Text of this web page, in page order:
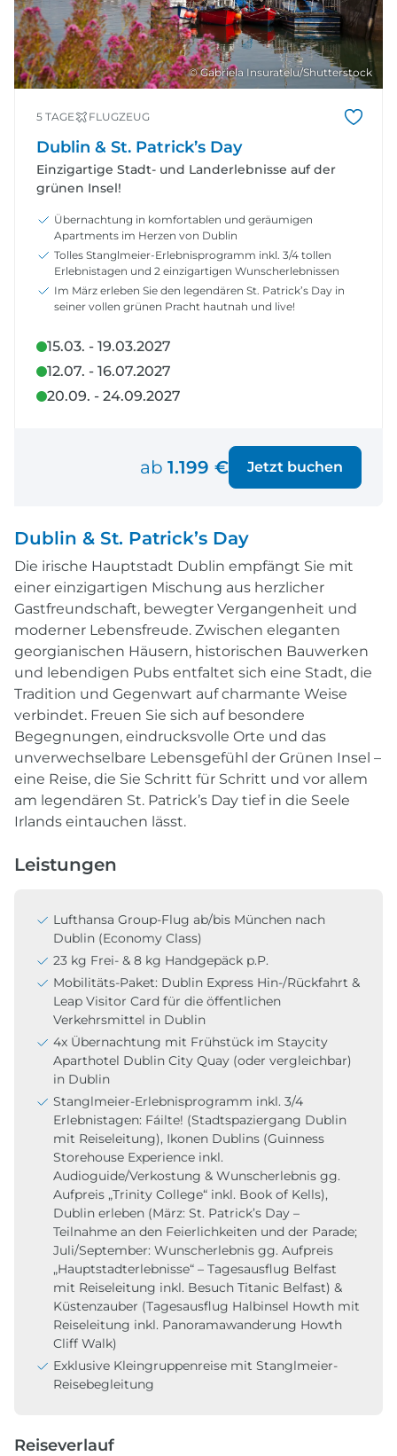
© Gabriela Insuratelu/Shutterstock
5 TAGE FLUGZEUG
Dublin & St. Patrick’s Day
Einzigartige Stadt- und Landerlebnisse auf der
grünen Insel!
Übernachtung in komfortablen und geräumigen
Apartments im Herzen von Dublin
Tolles Stanglmeier-Erlebnisprogramm inkl. 3/4 tollen
Erlebnistagen und 2 einzigartigen Wunscherlebnissen
Im März erleben Sie den legendären St. Patrick’s Day in
seiner vollen grünen Pracht hautnah und live!
15.03. - 19.03.2027
12.07. - 16.07.2027
20.09. - 24.09.2027
ab 1.199 € Jetzt buchen
Dublin & St. Patrick’s Day
Die irische Hauptstadt Dublin empfängt Sie mit
einer einzigartigen Mischung aus herzlicher
Gastfreundschaft, bewegter Vergangenheit und
moderner Lebensfreude. Zwischen eleganten
georgianischen Häusern, historischen Bauwerken
und lebendigen Pubs entfaltet sich eine Stadt, die
Tradition und Gegenwart auf charmante Weise
verbindet. Freuen Sie sich auf besondere
Begegnungen, eindrucksvolle Orte und das
unverwechselbare Lebensgefühl der Grünen Insel –
eine Reise, die Sie Schritt für Schritt und vor allem
am legendären St. Patrick’s Day tief in die Seele
Irlands eintauchen lässt.
Leistungen
Lufthansa Group-Flug ab/bis München nach
Dublin (Economy Class)
23 kg Frei- & 8 kg Handgepäck p.P.
Mobilitäts-Paket: Dublin Express Hin-/Rückfahrt &
Leap Visitor Card für die öffentlichen
Verkehrsmittel in Dublin
4x Übernachtung mit Frühstück im Staycity
Aparthotel Dublin City Quay (oder vergleichbar)
in Dublin
Stanglmeier-Erlebnisprogramm inkl. 3/4
Erlebnistagen: Fáilte! (Stadtspaziergang Dublin
mit Reiseleitung), Ikonen Dublins (Guinness
Storehouse Experience inkl.
Audioguide/Verkostung & Wunscherlebnis gg.
Aufpreis „Trinity College“ inkl. Book of Kells),
Dublin erleben (März: St. Patrick’s Day –
Teilnahme an den Feierlichkeiten und der Parade;
Juli/September: Wunscherlebnis gg. Aufpreis
„Hauptstadterlebnisse“ – Tagesausflug Belfast
mit Reiseleitung inkl. Besuch Titanic Belfast) &
Küstenzauber (Tagesausflug Halbinsel Howth mit
Reiseleitung inkl. Panoramawanderung Howth
Cliff Walk)
Exklusive Kleingruppenreise mit Stanglmeier-
Reisebegleitung
Reiseverlauf